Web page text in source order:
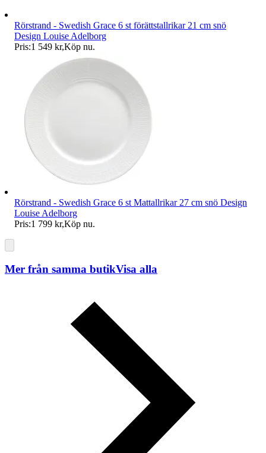
Rörstrand - Swedish Grace 6 st förättstallrikar 21 cm snö
Design Louise Adelborg
Pris:1 549 kr,Köp nu.
Rörstrand - Swedish Grace 6 st Mattallrikar 27 cm snö Design
Louise Adelborg
Pris:1 799 kr,Köp nu.
Mer från samma butikVisa alla